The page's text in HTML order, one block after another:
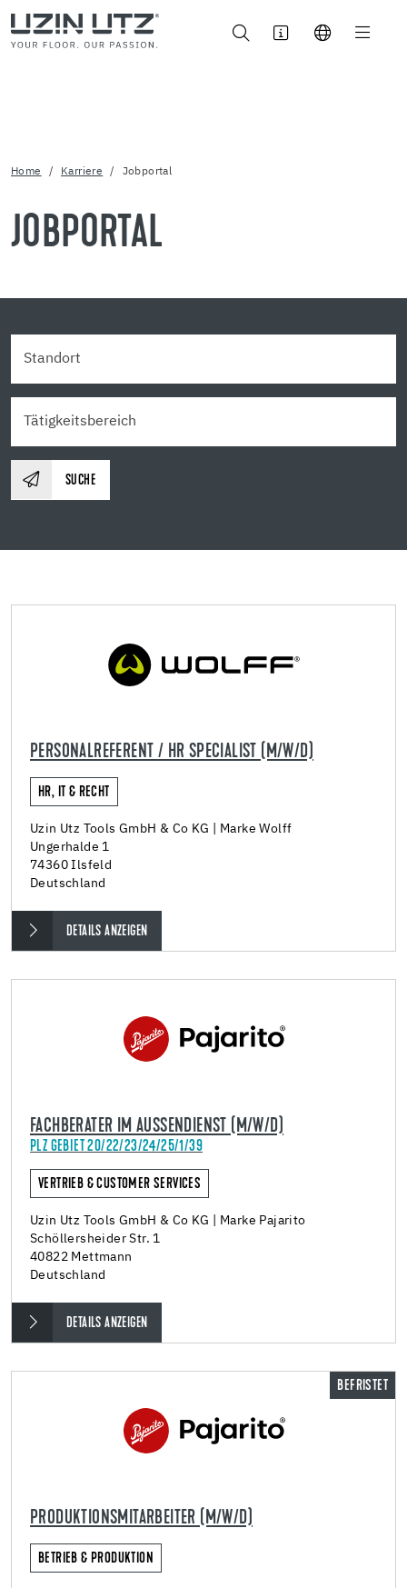
Home Karriere Jobportal
JOBPORTAL
SUCHE
PERSONALREFERENT / HR SPECIALIST (M/W/D)
HR, IT & RECHT
Uzin Utz Tools GmbH & Co KG | Marke Wolff
Ungerhalde 1
74360 Ilsfeld
Deutschland
DETAILS ANZEIGEN
FACHBERATER IM AUSSENDIENST (M/W/D)
PLZ GEBIET 20/22/23/24/25/1/39
VERTRIEB & CUSTOMER SERVICES
Uzin Utz Tools GmbH & Co KG | Marke Pajarito
Schöllersheider Str. 1
40822 Mettmann
Deutschland
DETAILS ANZEIGEN
BEFRISTET
PRODUKTIONSMITARBEITER (M/W/D)
BETRIEB & PRODUKTION